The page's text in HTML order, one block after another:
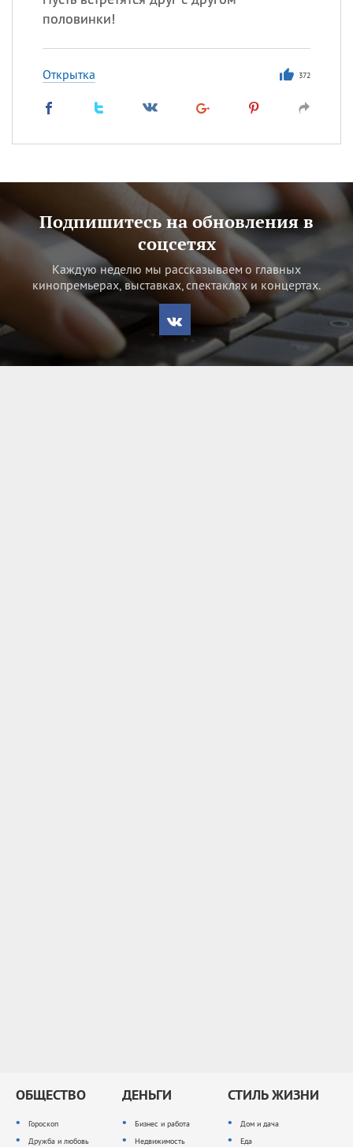
половинки!
Открытка 372
Подпишитесь на обновления в
соцсетях
Каждую неделю мы рассказываем о главных
кинопремьерах, выставках, спектаклях и концертах.
ОБЩЕСТВО
Гороскоп
Дружба и любовь
ДЕНЬГИ
Бизнес и работа
Недвижимость
СТИЛЬ ЖИЗНИ
Дом и дача
Еда